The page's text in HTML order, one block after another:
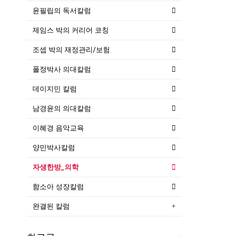
윤필립의 독서칼럼
제임스 박의 커리어 코칭
조셉 박의 재정관리/보험
폴정박사 의대칼럼
데이지민 칼럼
남경윤의 의대칼럼
이혜경 음악교육
양민박사칼럼
자생한방_의학
함소아 성장칼럼
완결된 칼럼